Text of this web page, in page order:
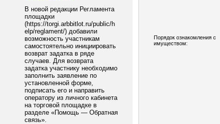
В новой редакции Регламента
площадки
(https://torgi.arbbitlot.ru/public/h
elp/reglament/) добавили
возможность участникам
самостоятельно инициировать
возврат задатка в ряде
случаев. Для возврата
задатка участнику необходимо
заполнить заявление по
установленной форме,
подписать его и направить
оператору из личного кабинета
на торговой площадке в
разделе «Помощь — Обратная
связь».
Порядок ознакомления с
имуществом: